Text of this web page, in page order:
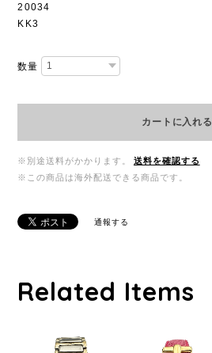
20034
KK3
数量
カートに入れる
※別途送料がかかります。
送料を確認する
※この商品は海外配送できる商品です。
通報する
Related Items